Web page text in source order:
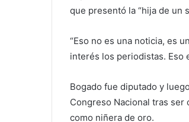
que presentó la “hija de un
“Eso no es una noticia, es
interés los periodistas. Eso
Bogado fue diputado y
Congreso Nacional tras
como niñera de oro.